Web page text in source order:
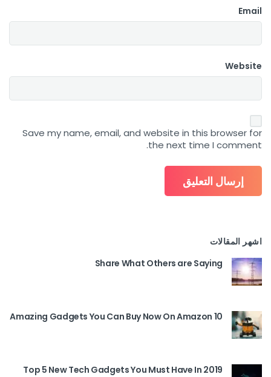
Email
Website
Save my name, email, and website in this browser for
the next time I comment.
اشهر المقالات
Share What Others are Saying
10 Amazing Gadgets You Can Buy Now On Amazon
Top 5 New Tech Gadgets You Must Have In 2019